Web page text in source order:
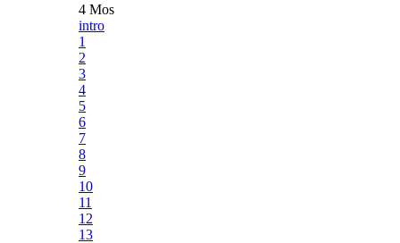
4 Mos
intro
1
2
3
4
5
6
7
8
9
10
11
12
13